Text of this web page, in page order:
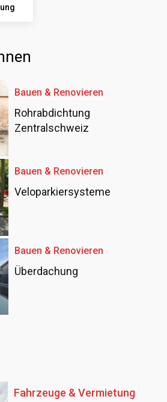
Bauen & Renovieren
Rohrabdichtung
Zentralschweiz
Bauen & Renovieren
Veloparkiersysteme
Bauen & Renovieren
Überdachung
Fahrzeuge & Vermietung